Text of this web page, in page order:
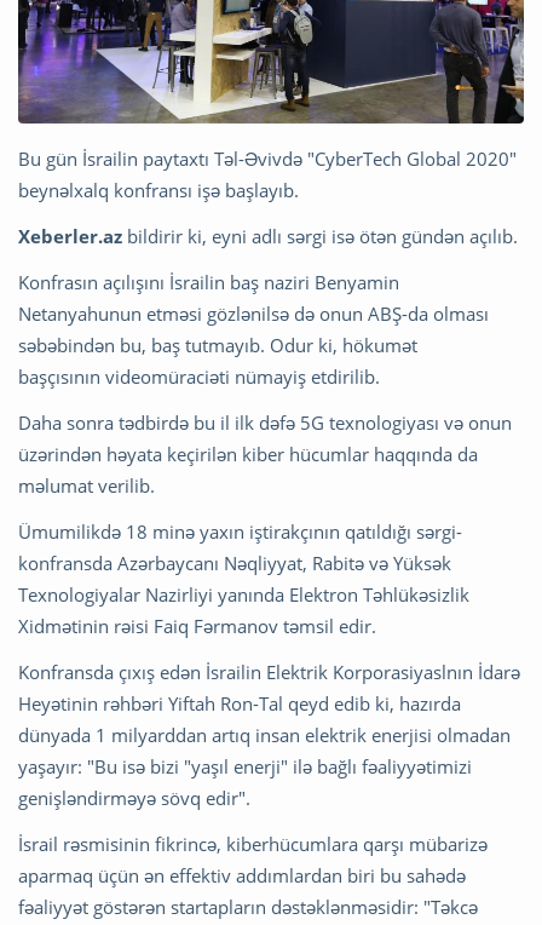
Bu gün İsrailin paytaxtı Təl-Əvivdə "CyberTech Global 2020"
beynəlxalq konfransı işə başlayıb.
Xeberler.az bildirir ki, eyni adlı sərgi isə ötən gündən açılıb.
Konfrasın açılışını İsrailin baş naziri Benyamin
Netanyahunun etməsi gözlənilsə də onun ABŞ-da olması
səbəbindən bu, baş tutmayıb. Odur ki, hökumət
başçısının videomüraciəti nümayiş etdirilib.
Daha sonra tədbirdə bu il ilk dəfə 5G texnologiyası və onun
üzərindən həyata keçirilən kiber hücumlar haqqında da
məlumat verilib.
Ümumilikdə 18 minə yaxın iştirakçının qatıldığı sərgi-
konfransda Azərbaycanı Nəqliyyat, Rabitə və Yüksək
Texnologiyalar Nazirliyi yanında Elektron Təhlükəsizlik
Xidmətinin rəisi Faiq Fərmanov təmsil edir.
Konfransda çıxış edən İsrailin Elektrik Korporasiyaslnın İdarə
Heyətinin rəhbəri Yiftah Ron-Tal qeyd edib ki, hazırda
dünyada 1 milyarddan artıq insan elektrik enerjisi olmadan
yaşayır: "Bu isə bizi "yaşıl enerji" ilə bağlı fəaliyyətimizi
genişləndirməyə sövq edir".
İsrail rəsmisinin fikrincə, kiberhücumlara qarşı mübarizə
aparmaq üçün ən effektiv addımlardan biri bu sahədə
fəaliyyət göstərən startapların dəstəklənməsidir: "Təkcə